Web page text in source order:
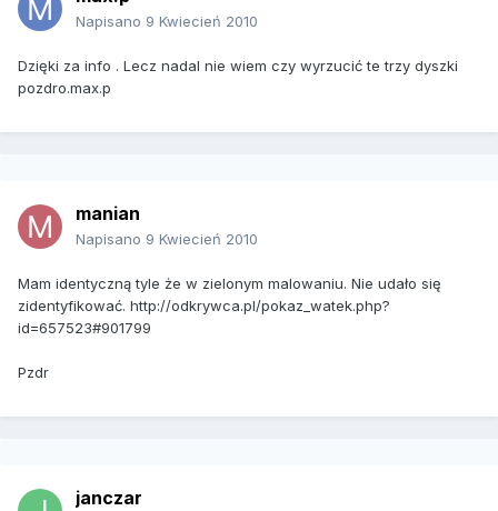
Napisano 9 Kwiecień 2010
Dzięki za info . Lecz nadal nie wiem czy wyrzucić te trzy dyszki
pozdro.max.p
manian
Napisano 9 Kwiecień 2010
Mam identyczną tyle że w zielonym malowaniu. Nie udało się
zidentyfikować. http://odkrywca.pl/pokaz_watek.php?
id=657523#901799
Pzdr
janczar